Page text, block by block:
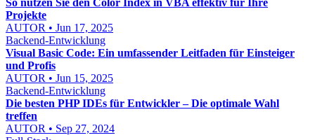
So nutzen Sie den Color Index in VBA effektiv für Ihre
Projekte
AUTOR • Jun 17, 2025
Backend-Entwicklung
Visual Basic Code: Ein umfassender Leitfaden für Einsteiger
und Profis
AUTOR • Jun 15, 2025
Backend-Entwicklung
Die besten PHP IDEs für Entwickler – Die optimale Wahl
treffen
AUTOR • Sep 27, 2024